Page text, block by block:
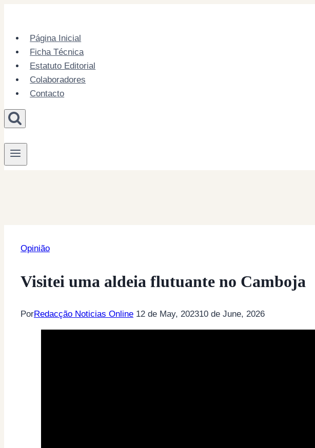
contentPágina Inicial
Ficha Técnica
Estatuto Editorial
Colaboradores
Contacto
Opinião
Visitei uma aldeia flutuante no Camboja
PorRedacção Noticias Online 12 de May, 202310 de June, 2026